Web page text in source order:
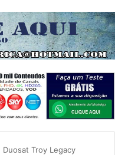
Troy Legacy